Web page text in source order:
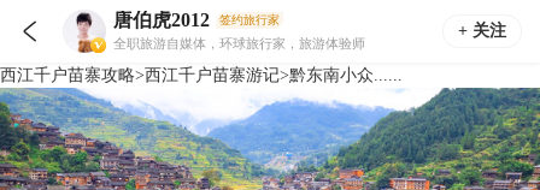
 唐伯虎2012 签约旅行家
全职旅游自媒体，环球旅行家，旅游体验师
+ 关注
西江千户苗寨攻略>西江千户苗寨游记>黔东南小众......